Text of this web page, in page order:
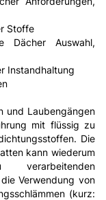
Stoffe
Auswahl,
Instandhaltung
und Laubengängen
mit flüssig zu
Die
kann wiederum
Verwendung von
(kurz: